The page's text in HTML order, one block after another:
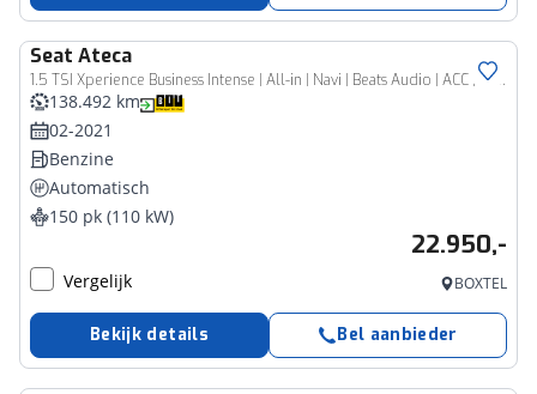
Seat Ateca
1.5 TSI Xperience Business Intense | All-in | Navi | Beats Audio | ACC | Camera
138.492 km
02-2021
Benzine
Automatisch
150 pk (110 kW)
22.950,-
Vergelijk BOXTEL
Bekijk details Bel aanbieder